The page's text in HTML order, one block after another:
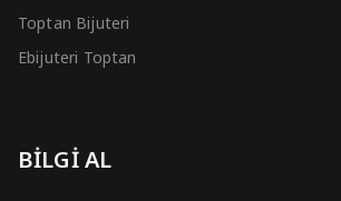
Toptan Bijuteri
Ebijuteri Toptan
BİLGİ AL